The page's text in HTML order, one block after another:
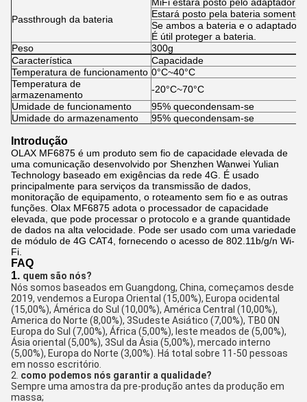
Passthrough da bateria
Estará posto pela bateria somente
Se ambos a bateria e o adaptador
É útil proteger a bateria.
Peso
300g
Característica
Capacidade
Temperatura de funcionamento 0°C~40°C
Temperatura de
armazenamento
-20°C~70°C
Umidade de funcionamento
95% quecondensam-se
Umidade do armazenamento
95% quecondensam-se
Introdução
OLAX MF6875 é um produto sem fio de capacidade elevada de
uma comunicação desenvolvido por Shenzhen Wanwei Yulian
Technology baseado em exigências da rede 4G. É usado
principalmente para serviços da transmissão de dados,
monitoração de equipamento, o roteamento sem fio e as outras
funções. Olax MF6875 adota o processador de capacidade
elevada, que pode processar o protocolo e a grande quantidade
de dados na alta velocidade. Pode ser usado com uma variedade
de módulo de 4G CAT4, fornecendo o acesso de 802.11b/g/n Wi-
Fi.
FAQ
1. quem são nós?
Nós somos baseados em Guangdong, China, começamos desde
2019, vendemos a Europa Oriental (15,00%), Europa ocidental
(15,00%), Ámérica do Sul (10,00%), América Central (10,00%),
America do Norte (8,00%), 3Sudeste Asiático (7,00%), TB0 0N
Europa do Sul (7,00%), África (5,00%), leste meados de (5,00%),
Ásia oriental (5,00%), 3Sul da Ásia (5,00%), mercado interno
(5,00%), Europa do Norte (3,00%). Há total sobre 11-50 pessoas
em nosso escritório.
2. como podemos nós garantir a qualidade?
Sempre uma amostra da pre-produção antes da produção em
massa;